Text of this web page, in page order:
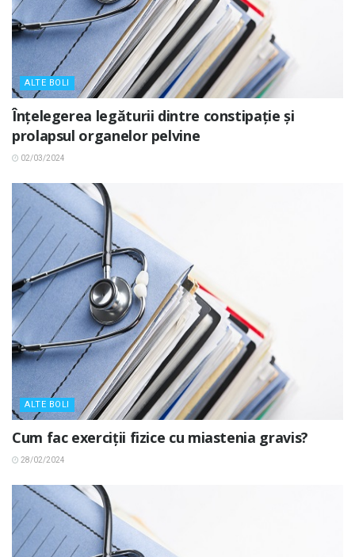
ALTE BOLI
Înțelegerea legăturii dintre constipație și
prolapsul organelor pelvine
02/03/2024
ALTE BOLI
Cum fac exerciții fizice cu miastenia gravis?
28/02/2024